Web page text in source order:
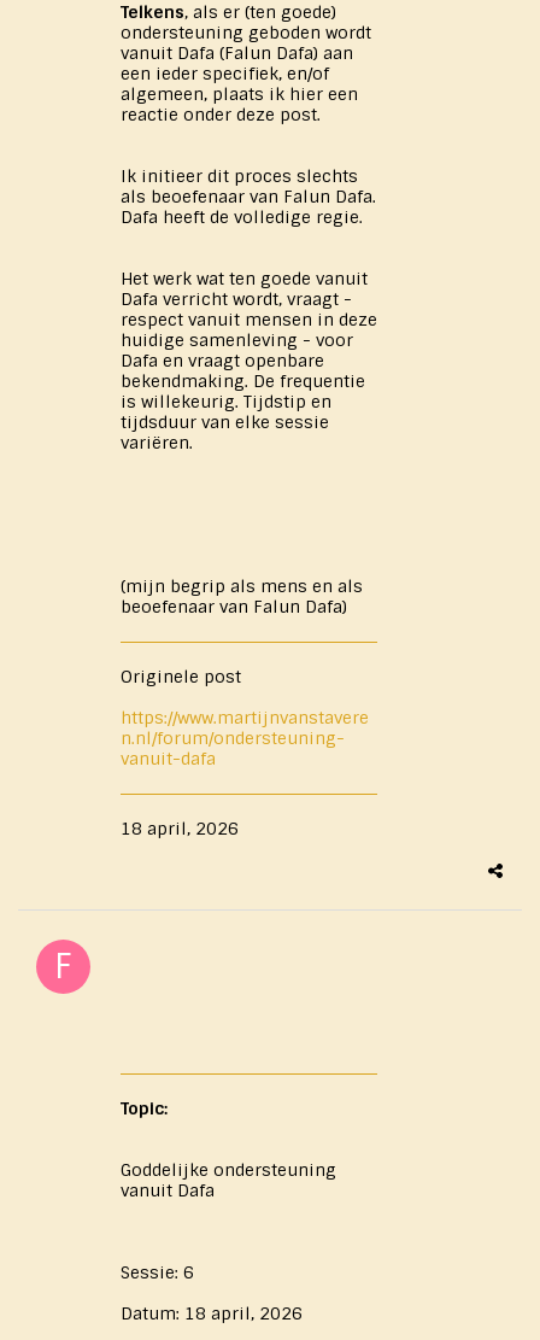
Telkens, als er (ten goede)
ondersteuning geboden wordt
vanuit Dafa (Falun Dafa) aan
een ieder specifiek, en/of
algemeen, plaats ik hier een
reactie onder deze post.
Ik initieer dit proces slechts
als beoefenaar van Falun Dafa.
Dafa heeft de volledige regie.
Het werk wat ten goede vanuit
Dafa verricht wordt, vraagt -
respect vanuit mensen in deze
huidige samenleving - voor
Dafa en vraagt openbare
bekendmaking. De frequentie
is willekeurig. Tijdstip en
tijdsduur van elke sessie
variëren.
(mijn begrip als mens en als
beoefenaar van Falun Dafa)
Originele post
https://www.martijnvanstavere
n.nl/forum/ondersteuning-
vanuit-dafa
18 april, 2026
Topic:
Goddelijke ondersteuning
vanuit Dafa
Sessie: 6
Datum: 18 april, 2026